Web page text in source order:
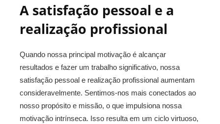
A satisfação pessoal e a
realização profissional
Quando nossa principal motivação é alcançar
resultados e fazer um trabalho significativo, nossa
satisfação pessoal e realização profissional aumentam
consideravelmente. Sentimos-nos mais conectados ao
nosso propósito e missão, o que impulsiona nossa
motivação intrínseca. Isso resulta em um ciclo virtuoso,